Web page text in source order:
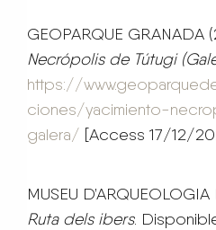
GEOPARQUE GRANADA
Necrópolis de Tútugi
https://
ciones/yacimiento-
galera/ [Access 17/12/
MUSEU
Ruta dels ibers.